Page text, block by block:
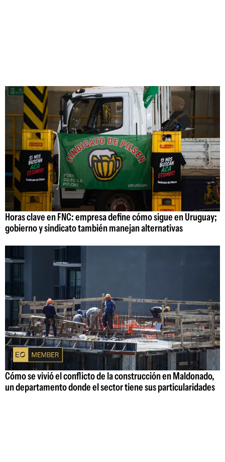
Horas clave en FNC: empresa define cómo sigue en Uruguay;
gobierno y sindicato también manejan alternativas
Cómo se vivió el conflicto de la construcción en Maldonado,
un departamento donde el sector tiene sus particularidades